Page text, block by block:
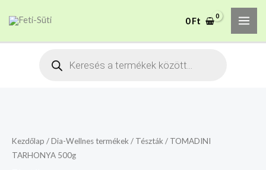
0Ft
Products
Kezdőlap /Dia-Wellnes termékek / Tészták / TOMADINI
TARHONYA 500g
A mélyhűtött termékeket
csakis saját felelősségre
Megértettem